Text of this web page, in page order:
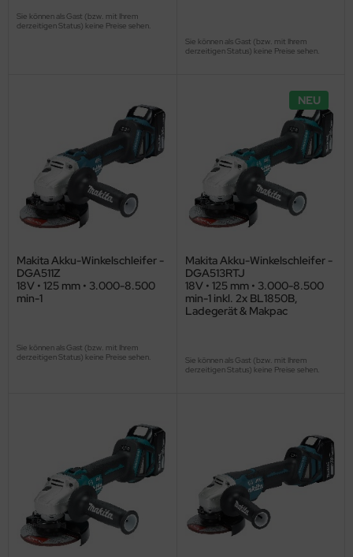
Sie können als Gast (bzw. mit Ihrem
derzeitigen Status) keine Preise sehen.
Sie können als Gast (bzw. mit Ihrem
derzeitigen Status) keine Preise sehen.
Makita Akku-Winkelschleifer -
DGA511Z
18V • 125 mm • 3.000-8.500
min-1
Sie können als Gast (bzw. mit Ihrem
derzeitigen Status) keine Preise sehen.
NEU
Makita Akku-Winkelschleifer -
DGA513RTJ
18V • 125 mm • 3.000-8.500
min-1 inkl. 2x BL1850B,
Ladegerät & Makpac
Sie können als Gast (bzw. mit Ihrem
derzeitigen Status) keine Preise sehen.